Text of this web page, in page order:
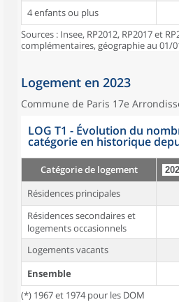
4 enfants ou plus
Sources : Insee, RP2012, RP2017 et
complémentaires, géographie au 01/
Logement en 2023
Commune de Paris 17e
LOG T1 - Évolution du
catégorie en historique
Catégorie de logement
Résidences principales
Résidences secondaires et
logements occasionnels
Logements vacants
Ensemble
(*) 1967 et 1974 pour les DOM